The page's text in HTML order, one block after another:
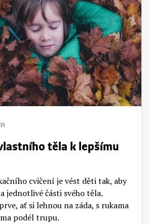
těla k lepšímu
cvičení je vést děti tak, aby
jednotlivé části svého těla.
ať si lehnou na záda, s rukama
podél trupu.